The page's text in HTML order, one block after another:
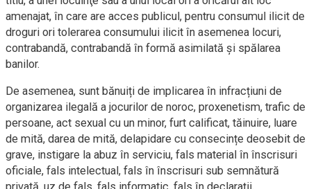
amenajat, în care are acces publicul, pentru consumul ilicit de
droguri ori tolerarea consumului ilicit în asemenea locuri,
contrabandă, contrabandă în formă asimilată și spălarea
banilor.
De asemenea, sunt bănuiți de implicarea în infracțiuni de
organizarea ilegală a jocurilor de noroc, proxenetism, trafic de
persoane, act sexual cu un minor, furt calificat, tăinuire, luare
de mită, darea de mită, delapidare cu consecințe deosebit de
grave, instigare la abuz în serviciu, fals material în înscrisuri
oficiale, fals intelectual, fals în înscrisuri sub semnătură
privată, uz de fals, fals informatic, fals în declarații,